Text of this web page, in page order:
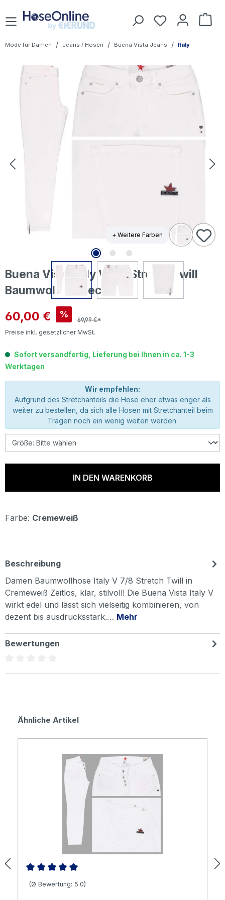
Zum Hauptinhalt springen Du hast 0
Mode für Damen / Jeans / Hosen / Buena Vista Jeans / Italy
Bildergalerie überspringen
+ Weitere Farben
Buena Vista Italy V 7/8 Stretch Twill
Baumwollhose ecru
Verkaufspreis:
60,00 € %
69,99 €*
Preise inkl. gesetzlicher MwSt.
Sofort versandfertig, Lieferung bei Ihnen in ca. 1-3
Werktagen
Wir empfehlen:
Aufgrund des Stretchanteils die Hose eher etwas enger als
weiter zu bestellen, da sich alle Hosen mit Stretchanteil beim
Tragen noch ein wenig weiten werden.
IN DEN WARENKORB
Farbe: Cremeweiß
Beschreibung
Damen Baumwollhose Italy V 7/8 Stretch Twill in
Cremeweiß Zeitlos, klar, stilvoll! Die Buena Vista Italy V
wirkt edel und lässt sich vielseitig kombinieren, von
dezent bis ausdrucksstark.… Mehr
Bewertungen
Produktgalerie überspringen
Ähnliche Artikel
Durchschnittliche Bewertung von 5 von 5 Sternen
(Ø Bewertung: 5.0)